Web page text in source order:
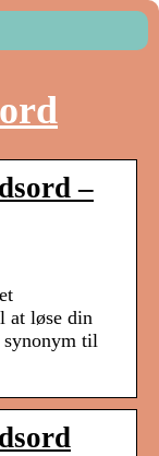
–
at løse din
til